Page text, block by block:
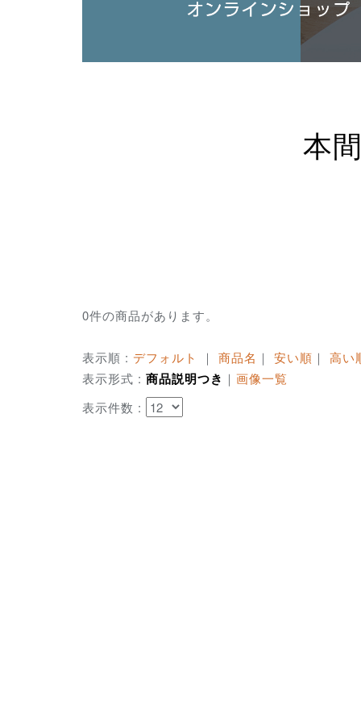
本
0件の商品があります。
表示順 : デフォルト ｜ 商品名 ｜ 安い順 ｜ 高い
表示形式 : 商品説明つき ｜ 画像一覧
表示件数 :